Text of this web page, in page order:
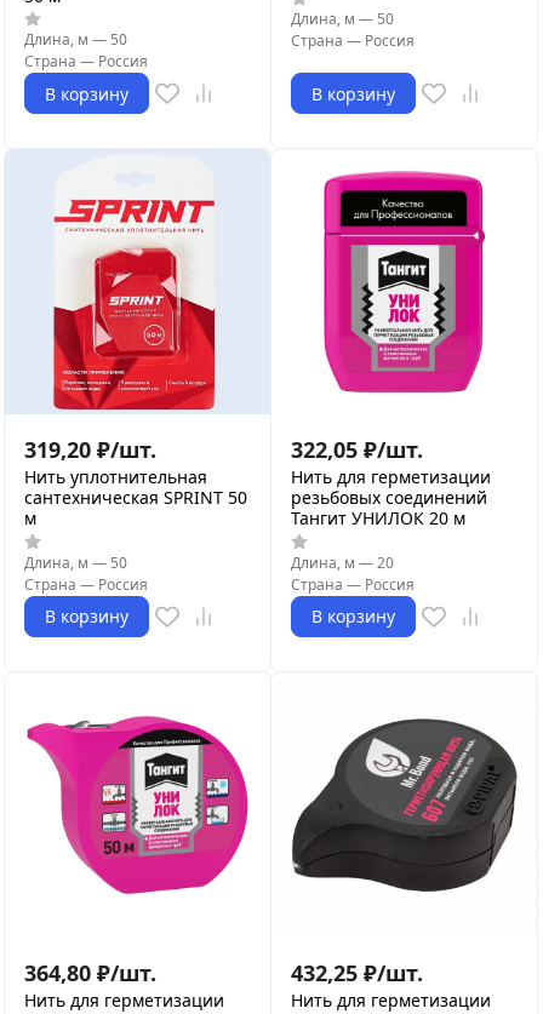
Длина, м — 50
Страна — Россия
В корзину
Длина, м — 50
Страна — Россия
В корзину
319,20 ₽/шт.
Нить уплотнительная
сантехническая SPRINT 50
м
Длина, м — 50
Страна — Россия
В корзину
322,05 ₽/шт.
Нить для герметизации
резьбовых соединений
Тангит УНИЛОК 20 м
Длина, м —20
Страна — Россия
В корзину
364,80 ₽/шт.
Нить для герметизации
432,25 ₽/шт.
Нить для герметизации